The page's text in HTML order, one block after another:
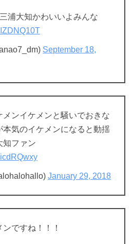
浦大知かわいいよみんな
September 18,
メンイケメンと騒いでおきな
本気のイケメンになると動揺
知ファン
January 29, 2018
ですね！！！